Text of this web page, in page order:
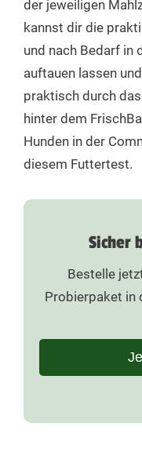
Pferdeniere (10%),
Pferdeleber (3%),
Frische
vom Bauern,
kaltgepresstes
Hühnermagen
Karotten (6,3%),
Heidelbeeren (1%),
Sonnenblumenöl
(0,4%), Hagebutten
Seealgenmehl (0,1%)
der jeweiligen
kannst dir die
und nach Bedarf in
auftauen lassen
praktisch durch
hinter dem
Hunden in der
diesem Futtertest.
Sicher
Bestelle
Probierpaket in